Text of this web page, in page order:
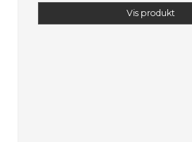
Vis produkt